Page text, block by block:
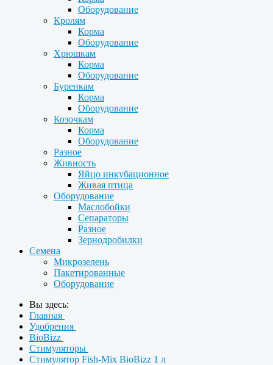
Оборудование
Кролям
Корма
Оборудование
Хрюшкам
Корма
Оборудование
Буренкам
Корма
Оборудование
Козочкам
Корма
Оборудование
Разное
Живность
Яйцо инкубационное
Живая птица
Оборудование
Маслобойки
Сепараторы
Разное
Зернодробилки
Семена
Микрозелень
Пакетированные
Оборудование
Вы здесь:
Главная
Удобрения
BioBizz
Стимуляторы
Стимулятор Fish-Mix BioBizz 1 л